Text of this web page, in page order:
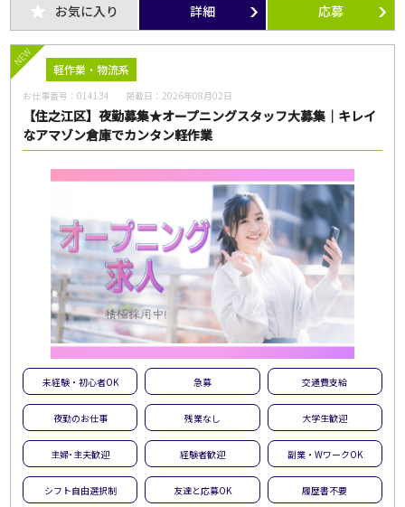
お気に入り 詳細 応募
NEW
軽作業・物流系
お仕事番号：014134 掲載日： 2026年08月02日
【住之江区】夜勤募集★オープニングスタッフ大募集｜キレイ
なアマゾン倉庫でカンタン軽作業
未経験・初心者OK 急募 交通費支給
夜勤のお仕事 残業なし 大学生歓迎
主婦･主夫歓迎 経験者歓迎 副業・WワークOK
シフト自由選択制 友達と応募OK 履歴書不要
この条件のお仕事数
138 件
全ての条件をクリア